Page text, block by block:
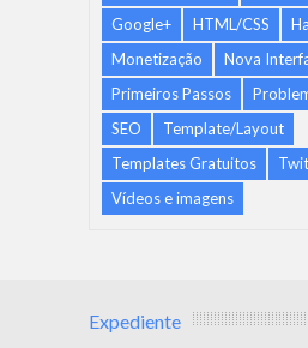
Google+
HTML/CSS
Monetização
Nova
Primeiros Passos
SEO
Template/Layout
Templates Gratuitos
Vídeos e imagens
Expediente